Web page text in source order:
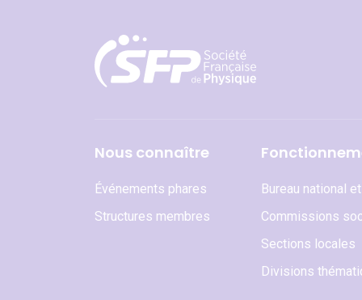
Nous connaître
Événements phares
Structures membres
Bureau national
Commissions
Sections locales
Divisions